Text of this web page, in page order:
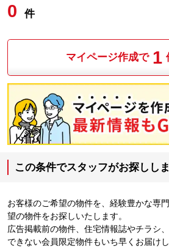
0 件
マイページ作成で 1
この条件でスタッフがお探しし
お客様のご希望の物件を、経験豊かな専
望の物件をお探しいたします。
広告掲載前の物件、住宅情報誌やチラシ
できない会員限定物件もいち早くお届けし